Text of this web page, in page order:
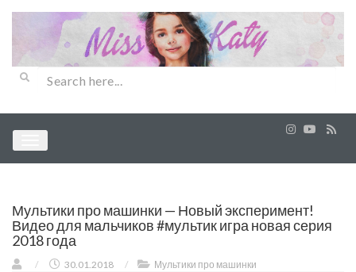
Мультики про машинки — Новый эксперимент!
Видео для мальчиков #мультик игра новая серия
2018 года
/ 30.01.2018 / Мультики про машинки